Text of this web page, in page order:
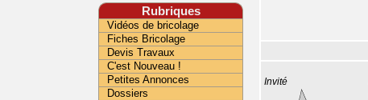
Invité
Rubriques
Vidéos de bricolage
Fiches Bricolage
Devis Travaux
C'est Nouveau !
Petites Annonces
Dossiers